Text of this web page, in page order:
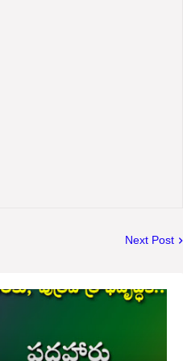
Next Post